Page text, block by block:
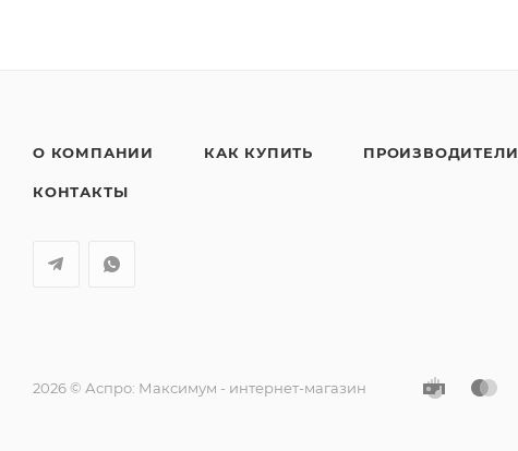
О КОМПАНИИ КАК КУПИТЬ ПРОИЗВОДИТЕЛИ
КОНТАКТЫ
2026 © Аспро: Максимум - интернет-магазин